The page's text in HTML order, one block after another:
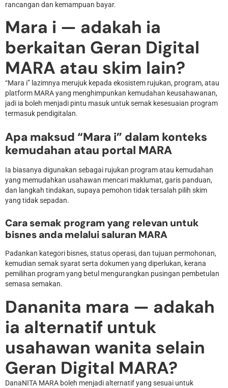
rancangan dan kemampuan bayar.
Mara i — adakah ia
berkaitan Geran Digital
MARA atau skim lain?
“Mara i” lazimnya merujuk kepada ekosistem rujukan, program, atau
platform MARA yang menghimpunkan kemudahan keusahawanan,
jadi ia boleh menjadi pintu masuk untuk semak kesesuaian program
termasuk pendigitalan.
Apa maksud “Mara i” dalam konteks
kemudahan atau portal MARA
Ia biasanya digunakan sebagai rujukan program atau kemudahan
yang memudahkan usahawan mencari maklumat, garis panduan,
dan langkah tindakan, supaya pemohon tidak tersalah pilih skim
yang tidak sepadan.
Cara semak program yang relevan untuk
bisnes anda melalui saluran MARA
Padankan kategori bisnes, status operasi, dan tujuan permohonan,
kemudian semak syarat serta dokumen yang diperlukan, kerana
pemilihan program yang betul mengurangkan pusingan pembetulan
semasa semakan.
Dananita mara — adakah
ia alternatif untuk
usahawan wanita selain
Geran Digital MARA?
DanaNITA MARA boleh menjadi alternatif yang sesuai untuk